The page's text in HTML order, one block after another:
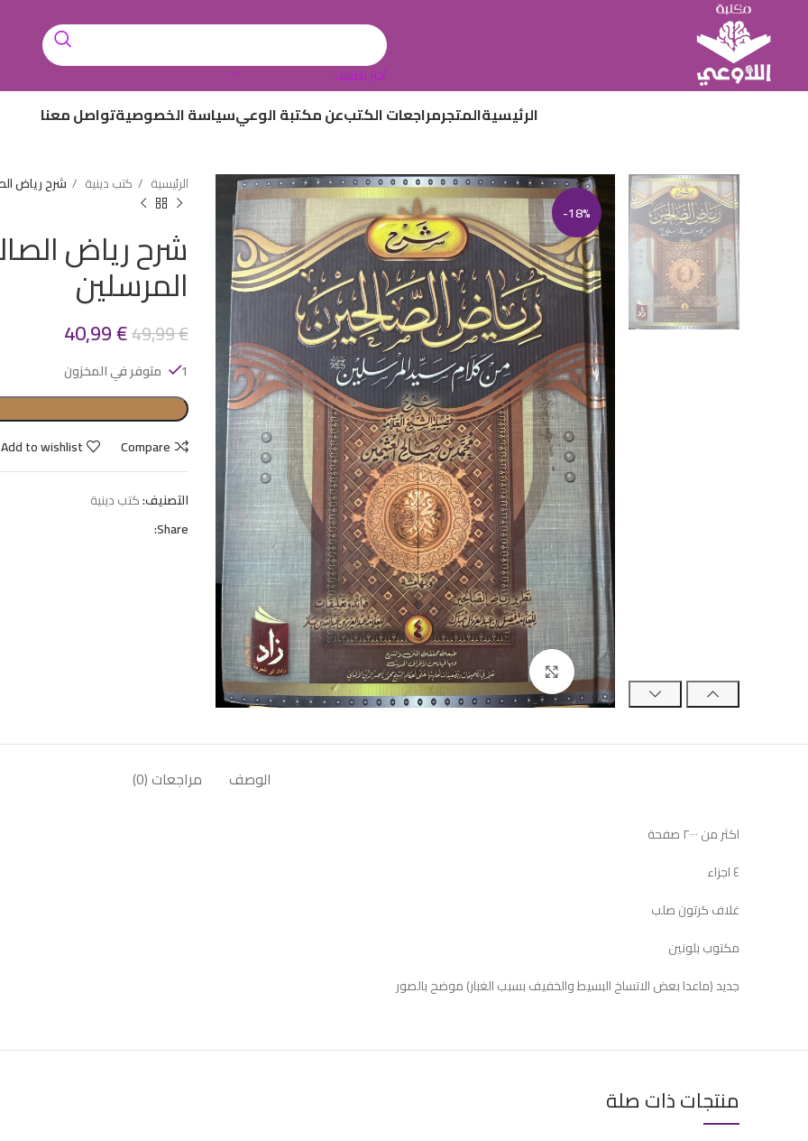
أختر تصنيف
الرئيسيةالمتجرمراجعات الكتبعن مكتبة الوعيسياسة الخصوصيةتواصل معنا
-18%
Click to enlarge
الرئيسية كتب دينية شرح رياض
شرح رياض
المرسلين
49,99€
40,99€
1 متوفر في المخزون
Compare
Add to wishlist
التصنيف:كتب دينية
Share:
الوصف مراجعات (0)
اكثر من ٢٠٠٠ صفحة
٤ اجزاء
غلاف كرتون صلب
مكتوب بلونين
جديد (ماعدا بعض الاتساخ البسيط والخفيف بسبب الغبار) موضح بالصور
منتجات ذات صلة